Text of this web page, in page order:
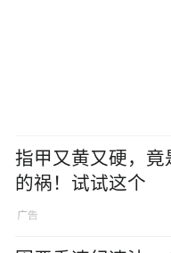
指甲又黄又硬，竟
的祸！试试这个